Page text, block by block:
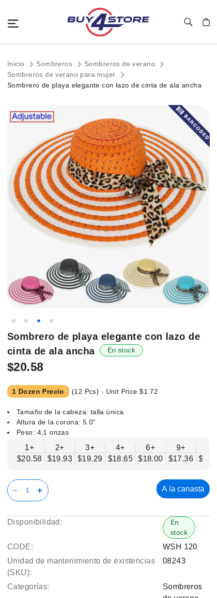
Inicio Sombreros
Sombreros de verano
Sombreros de verano para mujer
Sombrero de playa elegante con lazo de cinta de ala ancha
Saltar
al
galería
imágenes.
Saltar
principio
de
la
galería
de
Sombrero de playa elegante con lazo de
cinta de ala ancha
En stock
$20.58
1 Dozen Precio (12 Pcs) - Unit Price$1.72
Tamaño de la cabeza: talla única
Altura de la corona: 5.0"
Peso: 4,1 onzas
1+
$20.58
2+
$19.93
3+
$19.29
4+
$18.65
6+
$18.00
9+
$17.36
A la canasta
Disponibilidad:
En
stock
CODE:
WSH 120
Unidad de mantenimiento de existencias
(SKU):
08243
Categorías:
Sombreros